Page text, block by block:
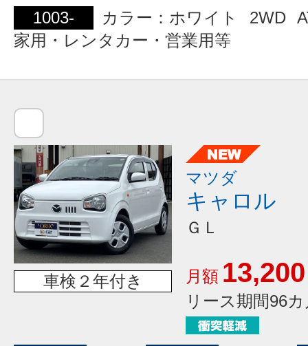
1003-
カラー：ホワイト 2WD
家用・レンタカー・営業用等
車検２年付き
マツダ
キャロル
ＧＬ
月額 13,200
リース期間96